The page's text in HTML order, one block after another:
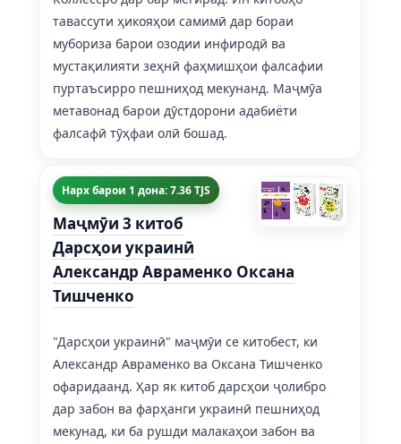
тавассути ҳикояҳои самимӣ дар бораи
мубориза барои озодии инфиродӣ ва
мустақилияти зеҳнӣ фаҳмишҳои фалсафии
пуртаъсирро пешниҳод мекунанд. Маҷмӯа
метавонад барои дӯстдорони адабиёти
фалсафӣ тӯҳфаи олӣ бошад.
Нарх барои 1 дона: 7.36 TJS
Маҷмӯи 3 китоб
Дарсҳои украинӣ
Александр Авраменко Оксана
Тишченко
"Дарсҳои украинӣ" маҷмӯи се китобест, ки
Александр Авраменко ва Оксана Тишченко
офаридаанд. Ҳар як китоб дарсҳои ҷолибро
дар забон ва фарҳанги украинӣ пешниҳод
мекунад, ки ба рушди малакаҳои забон ва